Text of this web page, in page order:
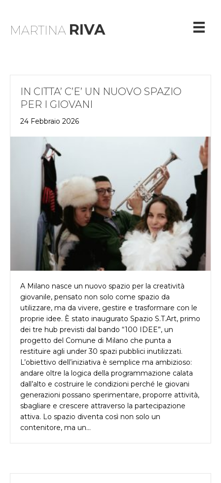
MARTINA RIVA
IN CITTA’ C’E’ UN NUOVO SPAZIO
PER I GIOVANI
24 Febbraio 2026
A Milano nasce un nuovo spazio per la creatività
giovanile, pensato non solo come spazio da
utilizzare, ma da vivere, gestire e trasformare con le
proprie idee. È stato inaugurato Spazio S.T.Art, primo
dei tre hub previsti dal bando “100 IDEE”, un
progetto del Comune di Milano che punta a
restituire agli under 30 spazi pubblici inutilizzati.
L’obiettivo dell’iniziativa è semplice ma ambizioso:
andare oltre la logica della programmazione calata
dall’alto e costruire le condizioni perché le giovani
generazioni possano sperimentare, proporre attività,
sbagliare e crescere attraverso la partecipazione
attiva. Lo spazio diventa così non solo un
contenitore, ma un…